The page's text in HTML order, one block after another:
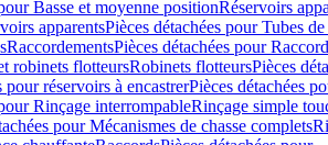
Basse et moyenne positionRéservoirs
apparentsPièces détachées pour Tubes
RaccordementsPièces détachées pour
robinets flotteursRobinets flotteursPièces
réservoirs à encastrerPièces détachées
Rinçage interrompableRinçage simple
pour Mécanismes de chasse complets